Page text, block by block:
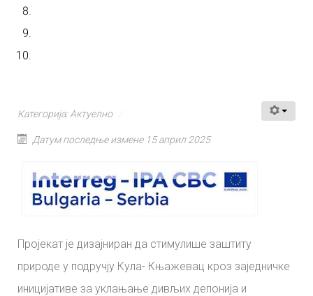
Категорија:Актуелно
Датум последње измене 15 април 2025
Пројекат је дизајниран да стимулише заштиту
природе у подручју Кула- Књажевац кроз заједничке
иницијативе за уклањање дивљих депонија и